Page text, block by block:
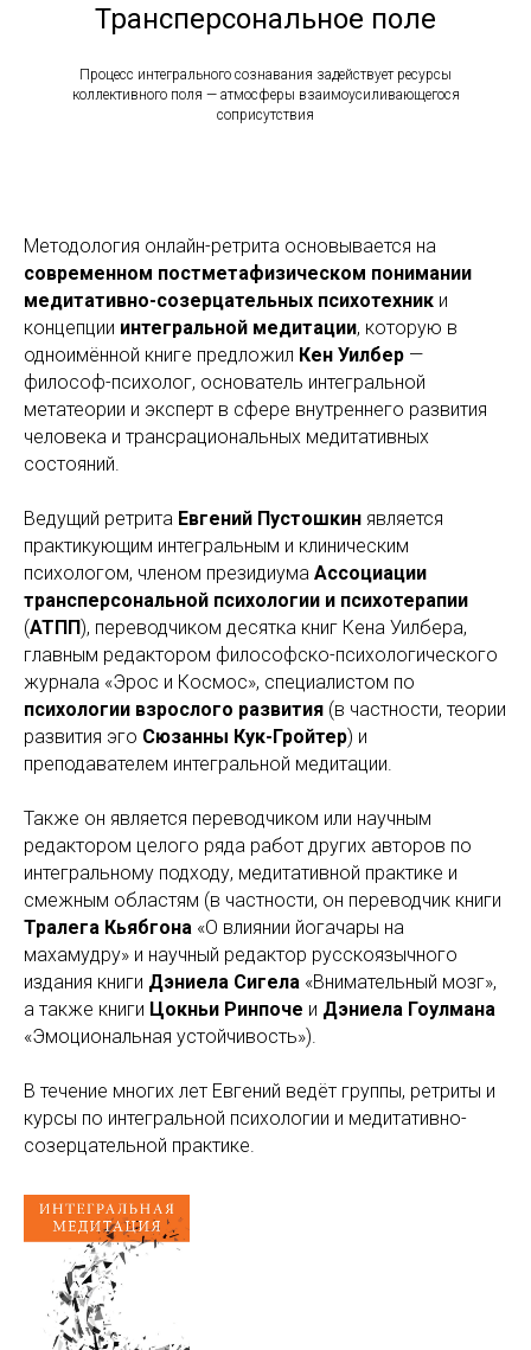
Трансперсональное поле
Процесс интегрального сознавания задействует ресурсы
коллективного поля — атмосферы взаимоусиливающегося
соприсутствия
Методология онлайн-ретрита основывается на
современном постметафизическом понимании
медитативно-созерцательных психотехник и
концепции интегральной медитации, которую в
одноимённой книге предложил Кен Уилбер —
философ-психолог, основатель интегральной
метатеории и эксперт в сфере внутреннего развития
человека и трансрациональных медитативных
состояний.
Ведущий ретрита Евгений Пустошкин является
практикующим интегральным и клиническим
психологом, членом президиума Ассоциации
трансперсональной психологии и психотерапии
(АТПП), переводчиком десятка книг Кена Уилбера,
главным редактором философско-психологического
журнала «Эрос и Космос», специалистом по
психологии взрослого развития (в частности, теории
развития эго Сюзанны Кук-Гройтер) и
преподавателем интегральной медитации.
Также он является переводчиком или научным
редактором целого ряда работ других авторов по
интегральному подходу, медитативной практике и
смежным областям (в частности, он переводчик книги
Тралега Кьябгона «О влиянии йогачары на
махамудру» и научный редактор русскоязычного
издания книги Дэниела Сигела «Внимательный мозг»,
а также книги Цокньи Ринпоче и Дэниела Гоулмана
«Эмоциональная устойчивость»).
В течение многих лет Евгений ведёт группы, ретриты и
курсы по интегральной психологии и медитативно-
созерцательной практике.